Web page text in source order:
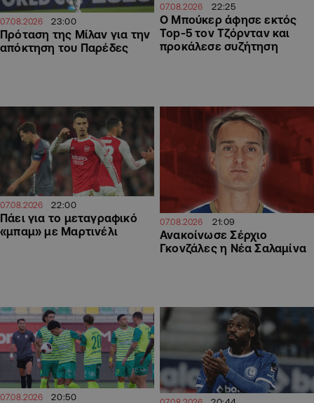
07.08.2026 23:00
Πρόταση της Μίλαν για την
απόκτηση του Παρέδες
07.08.2026 22:25
Ο Μπούκερ άφησε εκτός
Top-5 τον Τζόρνταν και
προκάλεσε συζήτηση
07.08.2026 22:00
Πάει για το μεταγραφικό
«μπαμ» με Μαρτινέλι
07.08.2026 21:09
Ανακοίνωσε Σέρχιο
Γκονζάλες η Νέα Σαλαμίνα
07.08.2026 20:50